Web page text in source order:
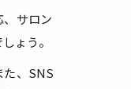
サロン
ょう。
た、SNS